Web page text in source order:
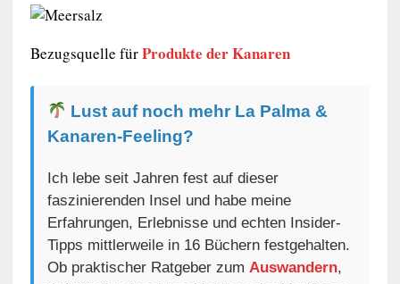
Bezugsquelle fürProdukte der Kanaren
Lust auf noch mehr La Palma &
Kanaren-Feeling?
Ich lebe seit Jahren fest auf dieser
faszinierenden Insel und habe meine
Erfahrungen, Erlebnisse und echten Insider-
Tipps mittlerweile in 16 Büchern festgehalten.
Ob praktischer Ratgeber zum Auswandern,